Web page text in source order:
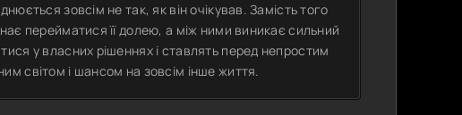
зовсім не так, як він очікував. Замість того
перейматися її долею, а між ними виникає сильний
у власних рішеннях і ставлять перед непростим
світом і шансом на зовсім інше життя.